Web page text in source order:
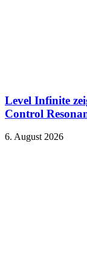
Level Infinite
Control
6. August 2026